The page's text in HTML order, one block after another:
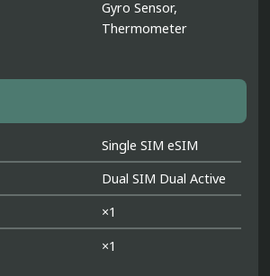
Gyro Sensor,
Thermometer
Single SIM eSIM
Dual SIM Dual Active
×1
×1